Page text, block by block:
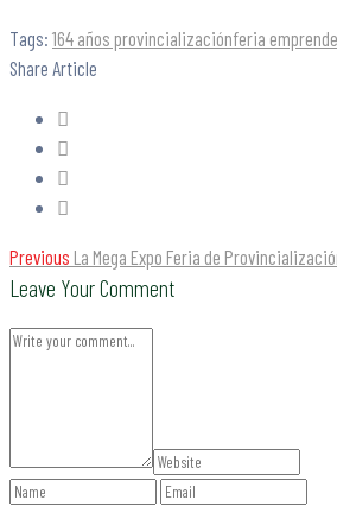
Tags: 164 años provincializaciónferia
Share Article
Previous La Mega Expo Feria de
Leave Your Comment